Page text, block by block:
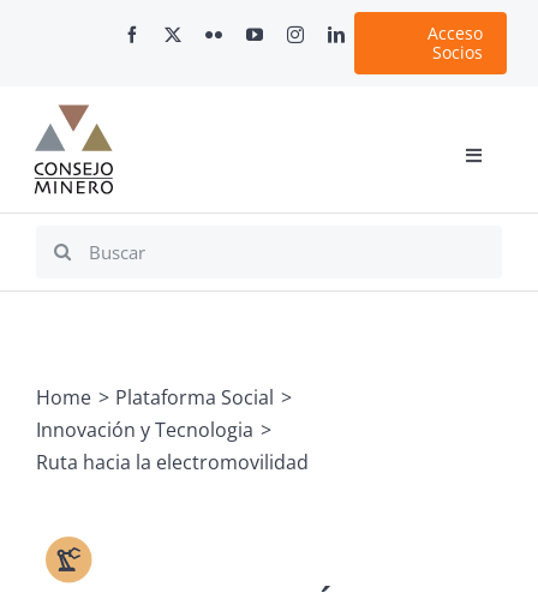
Acceso
Socios
Toggle
Comunicaciones
Search
Home
Plataforma Social
Innovación y Tecnologia
Ruta hacia la electromovilidad